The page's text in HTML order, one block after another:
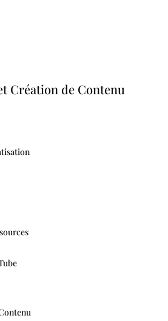
Création de Contenu